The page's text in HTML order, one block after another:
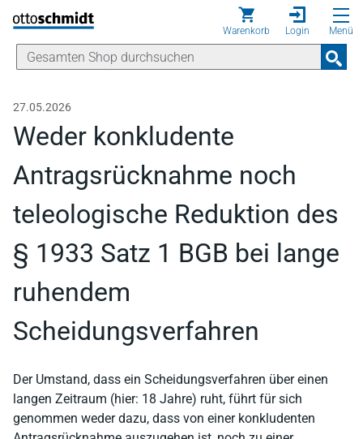
Direkt zum Inhalt
Warenkorb Login Menü
27.05.2026
Weder konkludente
Antragsrücknahme noch
teleologische Reduktion des
§ 1933 Satz 1 BGB bei lange
ruhendem
Scheidungsverfahren
Der Umstand, dass ein Scheidungsverfahren über einen
langen Zeitraum (hier: 18 Jahre) ruht, führt für sich
genommen weder dazu, dass von einer konkludenten